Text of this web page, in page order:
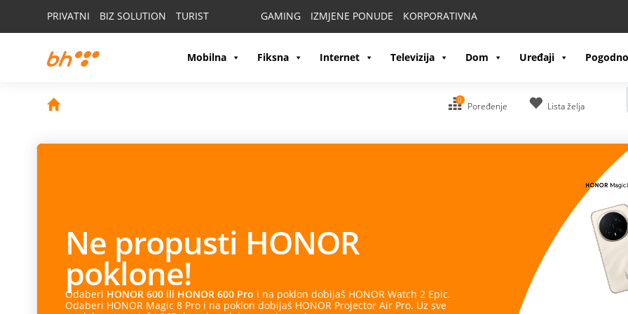
PRIVATNI BIZ SOLUTION TURIST GAMING IZMJENE PONUDE KORPORATIVNA
Mobilna Fiksna Internet Televizija Dom Uređaji
0
Poređenje Lista želja
Ne propusti HONOR
poklone!
Odaberi HONOR 600 ili HONOR 600 Pro i na poklon dobijaš HONOR Watch 2 Epic.
Odaberi HONOR Magic 8 Pro i na poklon dobijaš HONOR Projector Air Pro. Uz sve